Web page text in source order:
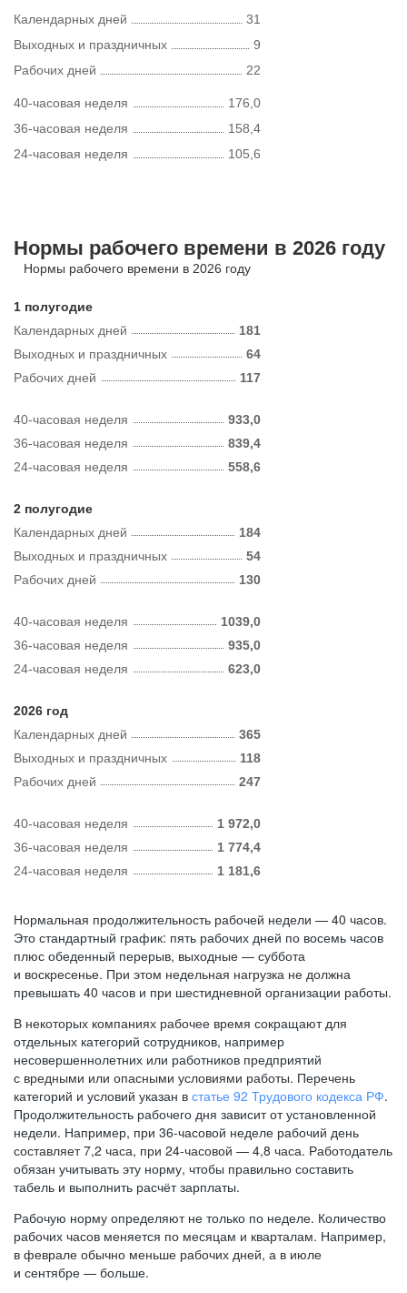
Календарных дней
31
Выходных и праздничных
9
Рабочих дней
22
40-часовая неделя
176,0
36-часовая неделя
158,4
24-часовая неделя
105,6
Нормы рабочего времени в 2026 году
Нормы рабочего времени в 2026 году
1 полугодие
Календарных дней
181
Рабочих дней 117
Выходных и праздничных 64
40-часовая неделя
933,0
36-часовая неделя
839,4
24-часовая неделя
558,6
2 полугодие
Календарных дней
184
Рабочих дней 130
Выходных и праздничных 54
40-часовая неделя
1039,0
36-часовая неделя
935,0
24-часовая неделя
623,0
2026 год
Календарных дней
365
Рабочих дней 247
Выходных и праздничных 118
40-часовая неделя
1 972,0
36-часовая неделя
1 774,4
24-часовая неделя
1 181,6
Нормальная продолжительность рабочей недели — 40 часов.
Это стандартный график: пять рабочих дней по восемь часов
плюс обеденный перерыв, выходные — суббота
и воскресенье. При этом недельная нагрузка не должна
превышать 40 часов и при шестидневной организации работы.
В некоторых компаниях рабочее время сокращают для
отдельных категорий сотрудников, например
несовершеннолетних или работников предприятий
с вредными или опасными условиями работы. Перечень
категорий и условий указан в статье 92 Трудового кодекса РФ.
Продолжительность рабочего дня зависит от установленной
недели. Например, при 36-часовой неделе рабочий день
составляет 7,2 часа, при 24-часовой — 4,8 часа. Работодатель
обязан учитывать эту норму, чтобы правильно составить
табель и выполнить расчёт зарплаты.
Рабочую норму определяют не только по неделе. Количество
рабочих часов меняется по месяцам и кварталам. Например,
в феврале обычно меньше рабочих дней, а в июле
и сентябре — больше.